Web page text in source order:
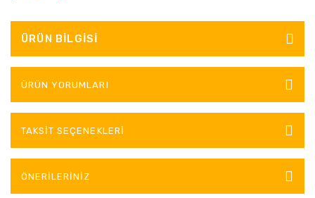
ÜRÜN BILGISI
ÜRÜN YORUMLARI
TAKSIT SEÇENEKLERI
ÖNERILERINIZ